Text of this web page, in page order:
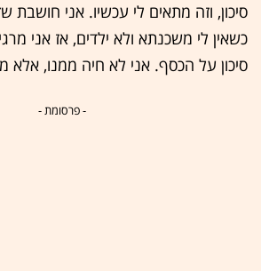
סיכון, וזה מתאים לי עכשיו. אני חושבת
כשאין לי משכנתא ולא ילדים, אז אני
סיכון על הכסף. אני לא חיה ממנו, אלא
- פרסומת -